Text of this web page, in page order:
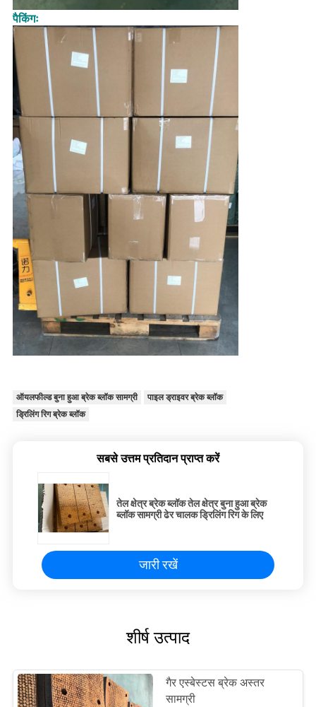
पैकिंगः
ऑयलफील्ड बुना हुआ ब्रेक ब्लॉक सामग्री
पाइल ड्राइवर ब्रेक ब्लॉक
ड्रिलिंग रिग ब्रेक ब्लॉक
सबसे उत्तम प्रतिदान प्राप्त करें
तेल क्षेत्र ब्रेक ब्लॉक तेल क्षेत्र बुना हुआ ब्रेक
ब्लॉक सामग्री ढेर चालक ड्रिलिंग रिग के लिए
जारी रखें
शीर्ष उत्पाद
गैर एस्बेस्टस ब्रेक अस्तर
सामग्री